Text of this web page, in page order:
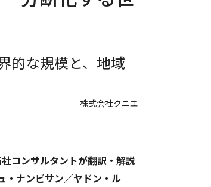
的な規模と、地域
株式会社クニエ
コンサルタントが翻訳・解説
ナンビサン／ヤドン・ル